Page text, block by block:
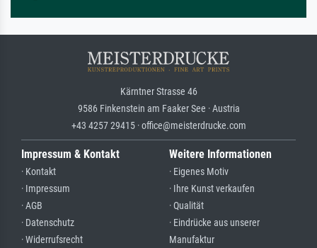
Kärntner Strasse 46
9586 Finkenstein am Faaker See · Austria
+43 4257 29415 · office@meisterdrucke.com
Impressum & Kontakt
· Kontakt
· Impressum
· AGB
· Datenschutz
· Widerrufsrecht
Weitere Informationen
· Eigenes Motiv
· Ihre Kunst verkaufen
· Qualität
· Eindrücke aus unserer
Manufaktur